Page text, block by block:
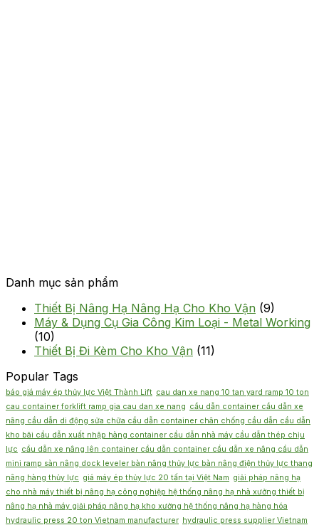
Danh mục sản phẩm
Thiết Bị Nâng Hạ Nâng Hạ Cho Kho Vận (9)
Máy & Dụng Cụ Gia Công Kim Loại - Metal Working
(10)
Thiết Bị Đi Kèm Cho Kho Vận (11)
Popular Tags
báo giá máy ép thủy lực Việt Thành Lift cau dan xe nang 10 tan yard ramp 10 ton
cau container forklift ramp gia cau dan xe nang cầu dẫn container cầu dẫn xe
nâng cầu dẫn di động sửa chữa cầu dẫn container chân chống cầu dẫn cầu dẫn
kho bãi cầu dẫn xuất nhập hàng container cầu dẫn nhà máy cầu dẫn thép chịu
lực cầu dẫn xe nâng lên container cầu dẫn container cầu dẫn xe nâng cầu dẫn
mini ramp sàn nâng dock leveler bàn nâng thủy lực bàn nâng điện thủy lực thang
nâng hàng thủy lực giá máy ép thủy lực 20 tấn tại Việt Nam giải pháp nâng hạ
cho nhà máy thiết bị nâng hạ công nghiệp hệ thống nâng hạ nhà xưởng thiết bị
nâng hạ nhà máy giải pháp nâng hạ kho xưởng hệ thống nâng hạ hàng hóa
hydraulic press 20 ton Vietnam manufacturer hydraulic press supplier Vietnam